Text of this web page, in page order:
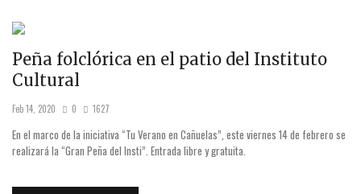
Peña folclórica en el patio del Instituto
Cultural
Feb 14, 2020 0 1627
En el marco de la iniciativa “Tu Verano en Cañuelas”, este viernes 14 de febrero se
realizará la “Gran Peña del Insti”. Entrada libre y gratuita.